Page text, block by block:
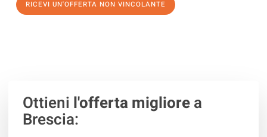
RICEVI UN'OFFERTA NON VINCOLANTE
Ottieni l'offerta migliorea
Brescia: